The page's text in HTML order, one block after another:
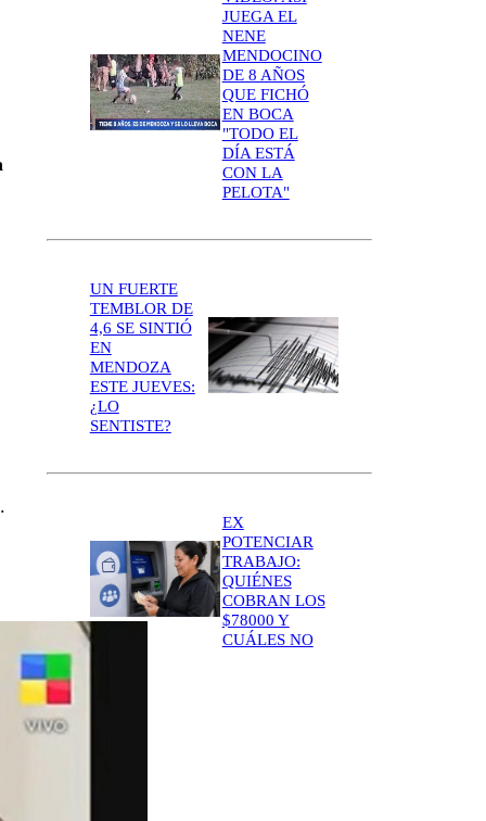
JUEGA EL
NENE
MENDOCINO
DE 8 AÑOS
QUE FICHÓ
EN BOCA
"TODO EL
DÍA ESTÁ
CON LA
PELOTA"
UN FUERTE
TEMBLOR DE
4,6 SE SINTIÓ
EN
MENDOZA
ESTE JUEVES:
¿LO
SENTISTE?
EX
POTENCIAR
TRABAJO:
QUIÉNES
COBRAN LOS
$78000 Y
CUÁLES NO